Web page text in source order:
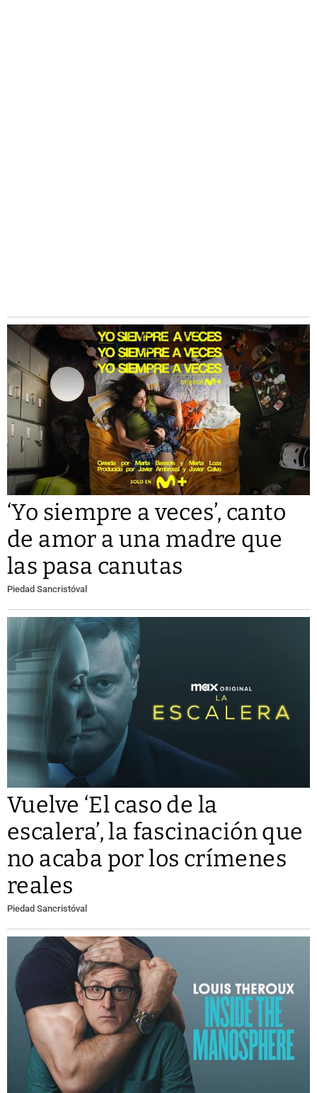
‘Yo siempre a veces’, canto
de amor a una madre que
las pasa canutas
Piedad Sancristóval
Vuelve ‘El caso de la
escalera’, la fascinación que
no acaba por los crímenes
reales
Piedad Sancristóval